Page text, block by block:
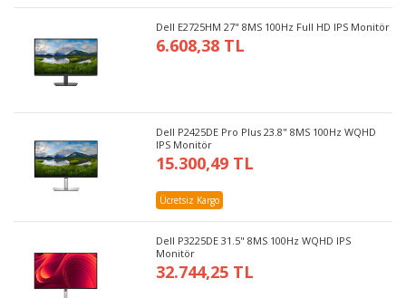
Dell E2725HM 27" 8MS 100Hz Full HD IPS Monitör
6.608,38 TL
Dell P2425DE Pro Plus 23.8" 8MS 100Hz WQHD
IPS Monitör
15.300,49 TL
Ücretsiz Kargo
Dell P3225DE 31.5" 8MS 100Hz WQHD IPS
Monitör
32.744,25 TL